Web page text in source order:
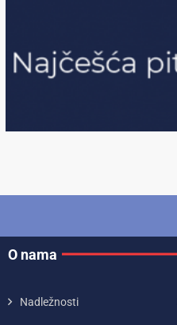
O nama
Nadležnosti